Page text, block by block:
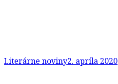
Literárne noviny2. apríla 2020